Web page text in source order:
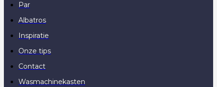
Par
Albatros
Inspiratie
Onze tips
Contact
Wasmachinekasten